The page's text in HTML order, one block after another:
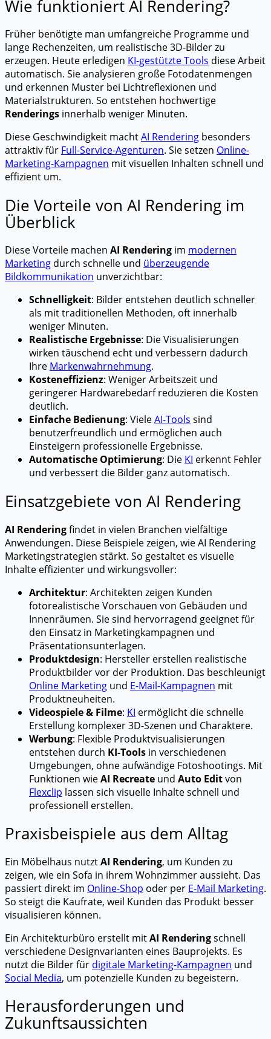
Wie funktioniert AI Rendering?
Früher benötigte man umfangreiche Programme und
lange Rechenzeiten, um realistische 3D-Bilder zu
erzeugen. Heute erledigen KI-gestützte Tools diese Arbeit
automatisch. Sie analysieren große Fotodatenmengen
und erkennen Muster bei Lichtreflexionen und
Materialstrukturen. So entstehen hochwertige
Renderings innerhalb weniger Minuten.
Diese Geschwindigkeit machtAI Rendering besonders
attraktiv für Full-Service-Agenturen. Sie setzen Online-
Marketing-Kampagnen mit visuellen Inhalten schnell und
effizient um.
Die Vorteile von AI Rendering im
Überblick
Diese Vorteile machen AI Rendering im modernen
Marketing durch schnelle und überzeugende
Bildkommunikation unverzichtbar:
Schnelligkeit: Bilder entstehen deutlich schneller
als mit traditionellen Methoden, oft innerhalb
weniger Minuten.
Realistische Ergebnisse: Die Visualisierungen
wirken täuschend echt und verbessern dadurch
Ihre Markenwahrnehmung.
Kosteneffizienz: Weniger Arbeitszeit und
geringerer Hardwarebedarf reduzieren die Kosten
deutlich.
Einfache Bedienung: VieleAI-Tools sind
benutzerfreundlich und ermöglichen auch
Einsteigern professionelle Ergebnisse.
Automatische Optimierung: Die KI erkennt Fehler
und verbessert die Bilder ganz automatisch.
Einsatzgebiete von AI Rendering
AI Renderingfindet in vielen Branchen vielfältige
Anwendungen. Diese Beispiele zeigen, wie AI Rendering
Marketingstrategien stärkt. So gestaltet es visuelle
Inhalte effizienter und wirkungsvoller:
Architektur: Architekten zeigen Kunden
fotorealistische Vorschauen von Gebäuden und
Innenräumen. Sie sind hervorragend geeignet für
den Einsatz in Marketingkampagnen und
Präsentationsunterlagen.
Produktdesign: Hersteller erstellen realistische
Produktbilder vor der Produktion. Das beschleunigt
Online Marketing und E-Mail-Kampagnen mit
Produktneuheiten.
Videospiele & Filme: KI ermöglicht die schnelle
Erstellung komplexer 3D-Szenen und Charaktere.
Werbung: Flexible Produktvisualisierungen
entstehen durch KI-Tools in verschiedenen
Umgebungen, ohne aufwändige Fotoshootings. Mit
Funktionen wieAI Recreate und Auto Editvon
Flexclip lassen sich visuelle Inhalte schnell und
professionell erstellen.
Praxisbeispiele aus dem Alltag
Ein Möbelhaus nutztAI Rendering, um Kunden zu
zeigen, wie ein Sofa in ihrem Wohnzimmer aussieht. Das
passiert direkt im Online-Shop oder per E-Mail Marketing.
So steigt die Kaufrate, weil Kunden das Produkt besser
visualisieren können.
Ein Architekturbüro erstellt mitAI Renderingschnell
verschiedene Designvarianten eines Bauprojekts. Es
nutzt die Bilder für digitale Marketing-Kampagnen und
Social Media, um potenzielle Kunden zu begeistern.
Herausforderungen und
Zukunftsaussichten